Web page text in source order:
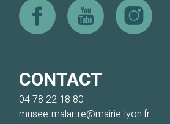
Facebook Youtube Instagram
CONTACT
04 78 22 18 80
musee-malartre@mairie-lyon.fr